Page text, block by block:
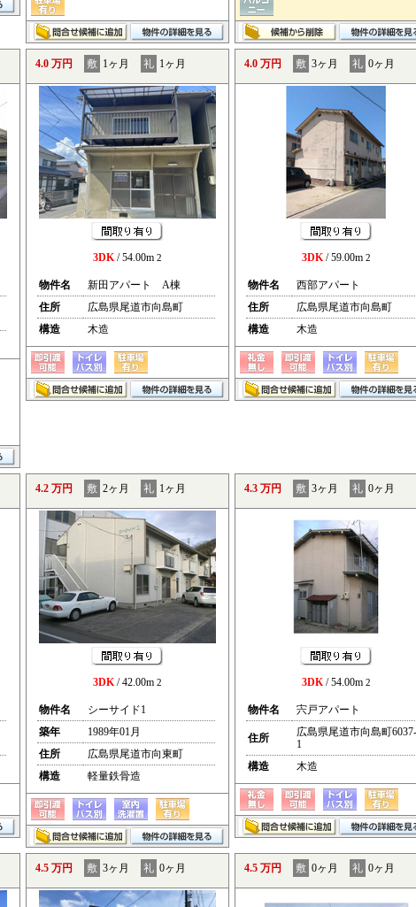
4.0 万円 敷 1ヶ月 礼 1ヶ月
3DK/ 54.00m 2
物件名
新田アパート A棟
住所
広島県尾道市向島町
構造
木造
4.0 万円 敷 3ヶ月 礼 0ヶ月
3DK/ 59.00m 2
物件名
西部アパート
住所
広島県尾道市向島町
構造
木造
4.2 万円 敷 2ヶ月 礼 1ヶ月
3DK/ 42.00m 2
物件名
シーサイド1
築年
1989年01月
住所
広島県尾道市向東町
構造
軽量鉄骨造
4.3 万円 敷 3ヶ月 礼 0ヶ月
3DK/ 54.00m 2
物件名 宍戸アパート
住所
広島県尾道市向島町6037-
1
構造
木造
4.5 万円 敷 3ヶ月 礼 0ヶ月 4.5 万円 敷 0ヶ月 礼 0ヶ月